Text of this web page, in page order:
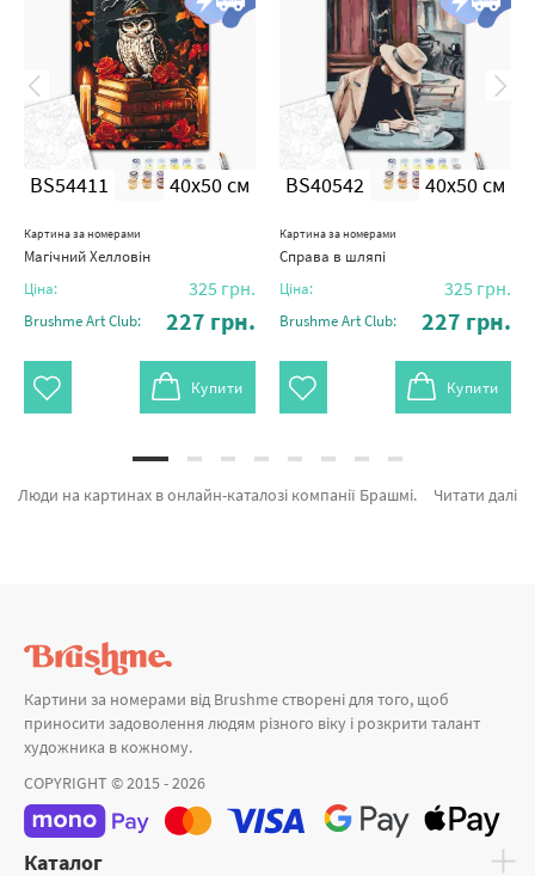
BS54411 40x50 см
Картина за номерами
Магічний Хелловін
Ціна: 325 грн.
Brushme Art Club: 227 грн.
Купити
BS40542 40x50 см
Картина за номерами
Справа в шляпі
Ціна: 325 грн.
Brushme Art Club: 227 грн.
Купити
Читати далі
Люди на картинах в онлайн-каталозі компанії Брашмі. На вітрині можна обрати Картина за номерами Оголена пристрасть BS51983 від провідного бренду Brushme який вражає унікальністю. Весь асортимент категорії «Картини за номерами» зроблено з любов'ю. Мама і дитина, Прогулянка з кульками и Ідеальний ранок а также професійних розробників за вигідними цінами. При покупці Дівчина разом з картина за номерами коня, ми швидко відправимо в Дніпро або інші міста України . Міські пейзажі або картини за номерами полтава, придбайте прямо зараз!
Картини за номерами від Brushme створені для того, щоб
приносити задоволення людям різного віку і розкрити талант
художника в кожному.
COPYRIGHT © 2015 - 2026
Каталог